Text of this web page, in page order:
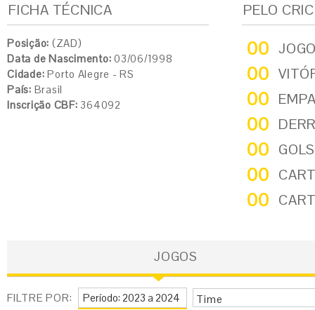
FICHA TÉCNICA
Posição: (ZAD)
Data de Nascimento: 03/06/1998
Cidade: Porto Alegre - RS
País: Brasil
Inscrição CBF: 364092
PELO
00
00
00
00
00
00
00
JOGOS
FILTRE POR: Time